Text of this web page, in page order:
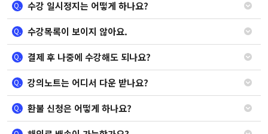
Q. 수강 일시정지는 어떻게 하나요?
Q. 수강목록이 보이지 않아요.
Q. 결제 후 나중에 수강해도 되나요?
Q. 강의노트는 어디서 다운 받나요?
Q. 환불 신청은 어떻게 하나요?